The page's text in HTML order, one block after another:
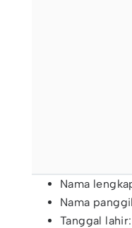
Nama
Nama
Tanggal